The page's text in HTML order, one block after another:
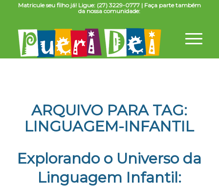
Matricule seu filho já! Ligue: (27) 3229-0777 | Faça parte também
da nossa comunidade:
ARQUIVO PARA TAG:
LINGUAGEM-INFANTIL
Explorando o Universo da
Linguagem Infantil: